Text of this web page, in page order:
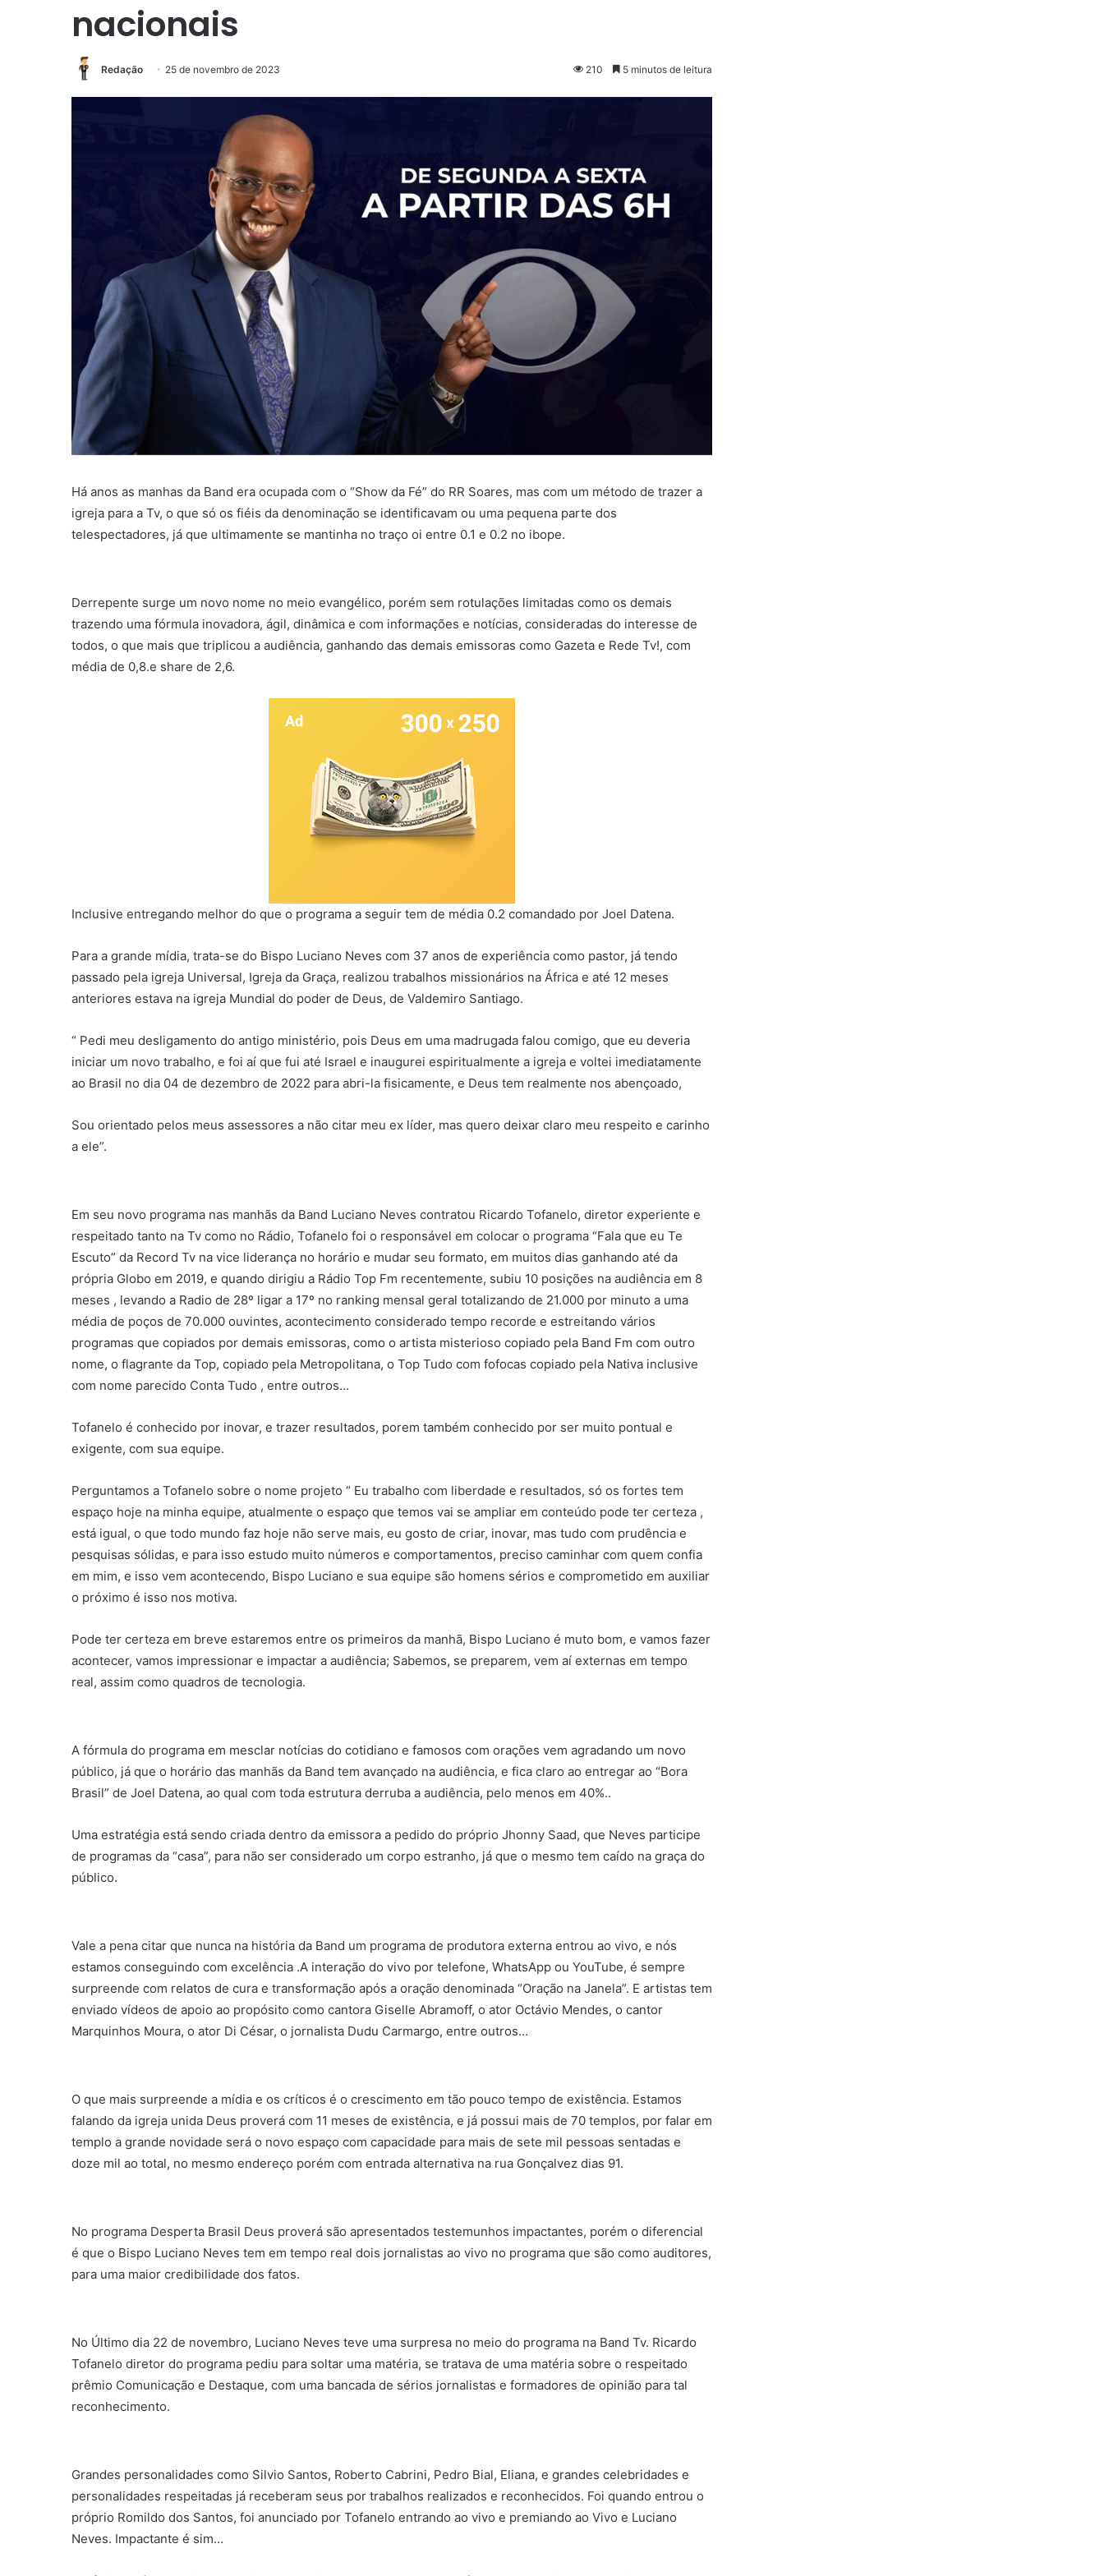
nacionais
Redação 25 de novembro de 2023 210 5 minutos de leitura
Há anos as manhas da Band era ocupada com o “Show da Fé” do RR Soares, mas com um método de trazer a
igreja para a Tv, o que só os fiéis da denominação se identificavam ou uma pequena parte dos
telespectadores, já que ultimamente se mantinha no traço oi entre 0.1 e 0.2 no ibope.
Derrepente surge um novo nome no meio evangélico, porém sem rotulações limitadas como os demais
trazendo uma fórmula inovadora, ágil, dinâmica e com informações e notícias, consideradas do interesse de
todos, o que mais que triplicou a audiência, ganhando das demais emissoras como Gazeta e Rede Tv!, com
média de 0,8.e share de 2,6.
Inclusive entregando melhor do que o programa a seguir tem de média 0.2 comandado por Joel Datena.
Para a grande mídia, trata-se do Bispo Luciano Neves com 37 anos de experiência como pastor, já tendo
passado pela igreja Universal, Igreja da Graça, realizou trabalhos missionários na África e até 12 meses
anteriores estava na igreja Mundial do poder de Deus, de Valdemiro Santiago.
“ Pedi meu desligamento do antigo ministério, pois Deus em uma madrugada falou comigo, que eu deveria
iniciar um novo trabalho, e foi aí que fui até Israel e inaugurei espiritualmente a igreja e voltei imediatamente
ao Brasil no dia 04 de dezembro de 2022 para abri-la fisicamente, e Deus tem realmente nos abençoado,
Sou orientado pelos meus assessores a não citar meu ex líder, mas quero deixar claro meu respeito e carinho
a ele”.
Em seu novo programa nas manhãs da Band Luciano Neves contratou Ricardo Tofanelo, diretor experiente e
respeitado tanto na Tv como no Rádio, Tofanelo foi o responsável em colocar o programa “Fala que eu Te
Escuto” da Record Tv na vice liderança no horário e mudar seu formato, em muitos dias ganhando até da
própria Globo em 2019, e quando dirigiu a Rádio Top Fm recentemente, subiu 10 posições na audiência em 8
meses , levando a Radio de 28º ligar a 17º no ranking mensal geral totalizando de 21.000 por minuto a uma
média de poços de 70.000 ouvintes, acontecimento considerado tempo recorde e estreitando vários
programas que copiados por demais emissoras, como o artista misterioso copiado pela Band Fm com outro
nome, o flagrante da Top, copiado pela Metropolitana, o Top Tudo com fofocas copiado pela Nativa inclusive
com nome parecido Conta Tudo , entre outros…
Tofanelo é conhecido por inovar, e trazer resultados, porem também conhecido por ser muito pontual e
exigente, com sua equipe.
Perguntamos a Tofanelo sobre o nome projeto “ Eu trabalho com liberdade e resultados, só os fortes tem
espaço hoje na minha equipe, atualmente o espaço que temos vai se ampliar em conteúdo pode ter certeza ,
está igual, o que todo mundo faz hoje não serve mais, eu gosto de criar, inovar, mas tudo com prudência e
pesquisas sólidas, e para isso estudo muito números e comportamentos, preciso caminhar com quem confia
em mim, e isso vem acontecendo, Bispo Luciano e sua equipe são homens sérios e comprometido em auxiliar
o próximo é isso nos motiva.
Pode ter certeza em breve estaremos entre os primeiros da manhã, Bispo Luciano é muto bom, e vamos fazer
acontecer, vamos impressionar e impactar a audiência; Sabemos, se preparem, vem aí externas em tempo
real, assim como quadros de tecnologia.
A fórmula do programa em mesclar notícias do cotidiano e famosos com orações vem agradando um novo
público, já que o horário das manhãs da Band tem avançado na audiência, e fica claro ao entregar ao “Bora
Brasil” de Joel Datena, ao qual com toda estrutura derruba a audiência, pelo menos em 40%..
Uma estratégia está sendo criada dentro da emissora a pedido do próprio Jhonny Saad, que Neves participe
de programas da “casa”, para não ser considerado um corpo estranho, já que o mesmo tem caído na graça do
público.
Vale a pena citar que nunca na história da Band um programa de produtora externa entrou ao vivo, e nós
estamos conseguindo com excelência .A interação do vivo por telefone, WhatsApp ou YouTube, é sempre
surpreende com relatos de cura e transformação após a oração denominada “Oração na Janela”. E artistas tem
enviado vídeos de apoio ao propósito como cantora Giselle Abramoff, o ator Octávio Mendes, o cantor
Marquinhos Moura, o ator Di César, o jornalista Dudu Carmargo, entre outros…
O que mais surpreende a mídia e os críticos é o crescimento em tão pouco tempo de existência. Estamos
falando da igreja unida Deus proverá com 11 meses de existência, e já possui mais de 70 templos, por falar em
templo a grande novidade será o novo espaço com capacidade para mais de sete mil pessoas sentadas e
doze mil ao total, no mesmo endereço porém com entrada alternativa na rua Gonçalvez dias 91.
No programa Desperta Brasil Deus proverá são apresentados testemunhos impactantes, porém o diferencial
é que o Bispo Luciano Neves tem em tempo real dois jornalistas ao vivo no programa que são como auditores,
para uma maior credibilidade dos fatos.
No Último dia 22 de novembro, Luciano Neves teve uma surpresa no meio do programa na Band Tv. Ricardo
Tofanelo diretor do programa pediu para soltar uma matéria, se tratava de uma matéria sobre o respeitado
prêmio Comunicação e Destaque, com uma bancada de sérios jornalistas e formadores de opinião para tal
reconhecimento.
Grandes personalidades como Silvio Santos, Roberto Cabrini, Pedro Bial, Eliana, e grandes celebridades e
personalidades respeitadas já receberam seus por trabalhos realizados e reconhecidos. Foi quando entrou o
próprio Romildo dos Santos, foi anunciado por Tofanelo entrando ao vivo e premiando ao Vivo e Luciano
Neves. Impactante é sim…